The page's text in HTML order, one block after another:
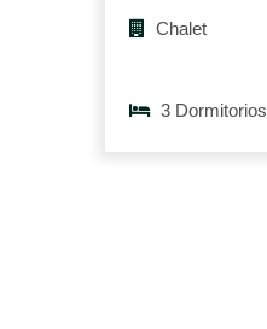
Chalet
3 Dormitorios